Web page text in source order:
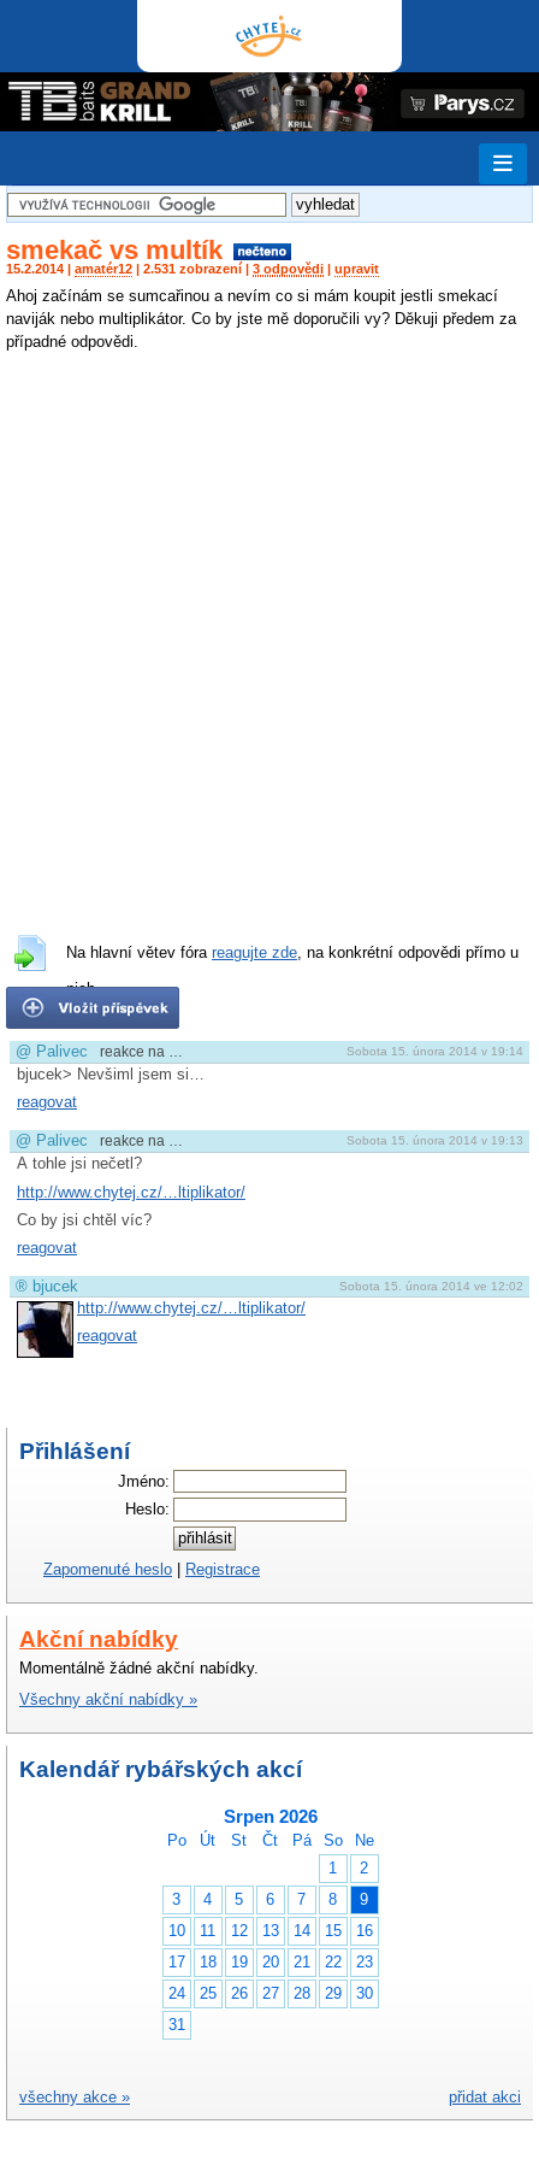
smekač vs multík
15.2.2014 | amatér12 | 2.531 zobrazení | 3 odpovědi upravit
Ahoj začínám se sumcařinou a nevím co si mám koupit jestli smekací
naviják nebo multiplikátor. Co by jste mě doporučili vy? Děkuji předem za
případné odpovědi.
Na hlavní větev fóra reagujte zde, na konkrétní odpovědi přímo u
nich.
Sobota 15. února 2014 v 19:14
@ Palivec reakce na …
bjucek> Nevšiml jsem si…
reagovat
Sobota 15. února 2014 v 19:13
@ Palivec reakce na …
A tohle jsi nečetl?
http://www.chytej.cz/…ltiplikator/
Co by jsi chtěl víc?
reagovat
Sobota 15. února 2014 ve 12:02
® bjucek
http://www.chytej.cz/…ltiplikator/
reagovat
Přihlášení
Jméno:
Heslo:
Zapomenuté heslo Registrace
Akční nabídky
Momentálně žádné akční nabídky.
Všechny akční nabídky »
Kalendář rybářských akcí
Srpen 2026
Po Út St Čt Pá So
Ne
1
2
3
4 5 6 7 8
9
10
11 12 13 14 15
16
17
18 19 20 21 22
23
24
25 26 27 28 29
30
31
přidat akci
všechny akce »